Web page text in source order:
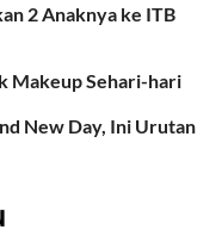
2 Anaknya ke ITB
Makeup Sehari-hari
New Day, Ini Urutan